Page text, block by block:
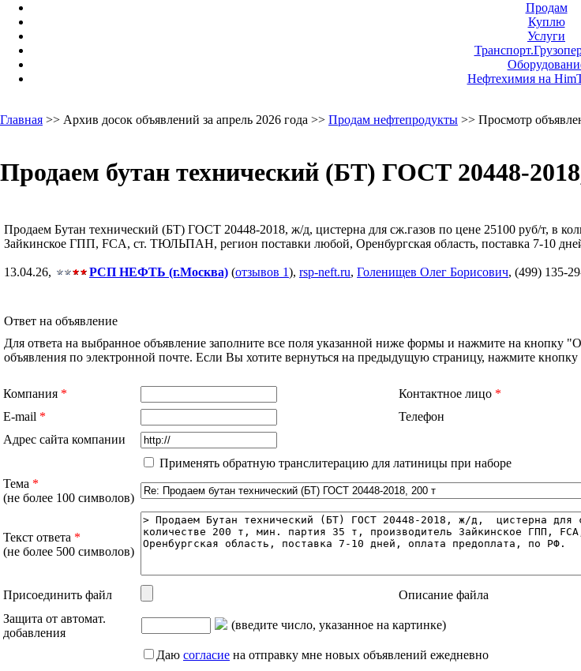
Продам
Куплю
Услуги
Нефтехимия на
Главная >> Архив досок объявлений за апрель 2026 года >> Продам нефтепродукты >> Просмотр
Продаем бутан технический (БТ) ГОСТ 20448-
Продаем Бутан технический (БТ) ГОСТ 20448-2018, ж/д, цистерна для сж.газов по цене 25100 руб/т, в
Зайкинское ГПП, FCA, ст. ТЮЛЬПАН, регион поставки любой, Оренбургская область, поставка 7-10
13.04.26, РСП НЕФТЬ (г.Москва) (отзывов 1), rsp-neft.ru, Голенищев Олег Борисович, (499) 135-
Ответ на объявление
Для ответа на выбранное объявление заполните все поля указанной ниже формы и нажмите на кнопку
объявления по электронной почте. Если Вы хотите вернуться на предыдущую страницу, нажмите
Компания * Контактное лицо *
E-mail *
Телефон
Адрес сайта компании
Применять обратную транслитерацию для латиницы при наборе
Тема *
(не более 100 символов)
Текст ответа *
(не более 500 символов)
Присоединить файл
Описание файла
Защита от автомат.
добавления
(введите число, указанное на картинке)
Даю согласие на отправку мне новых объявлений ежедневно